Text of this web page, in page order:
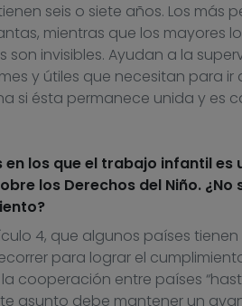
seis o siete años. Los más
mientras que los mayores
invisibles. Ayudan a la
y útiles que necesitan para ir
si ésta permanece unida y es
los que el trabajo infantil es
los Derechos del Niño. ¿No
4, que algunos países
para lograr el
cooperación entre países
asunto debe mantener un